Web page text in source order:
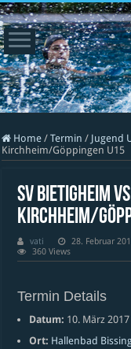
Home / Termin / Jugend
Kirchheim/Göppingen U15
SV Bietigheim
Kirchheim/
vati 28. Februar
360 Views
Termin Details
Datum: 10. März
Ort: Hallenbad